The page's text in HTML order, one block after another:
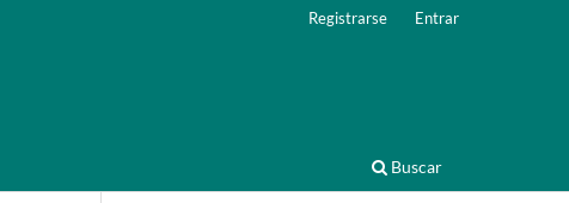
Buscar
Registrarse Entrar